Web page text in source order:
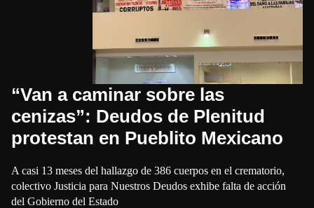
“Van a caminar sobre las
cenizas”: Deudos de Plenitud
protestan en Pueblito Mexicano
A casi 13 meses del hallazgo de 386 cuerpos en el crematorio,
colectivo Justicia para Nuestros Deudos exhibe falta de acción
del Gobierno del Estado